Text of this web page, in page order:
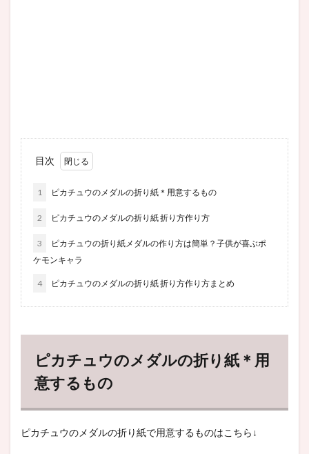
目次
1 ピカチュウのメダルの折り紙＊用意するもの
2 ピカチュウのメダルの折り紙 折り方作り方
3
ピカチュウの折り紙メダルの作り方は簡単？子供が喜ぶポ
ケモンキャラ
4 ピカチュウのメダルの折り紙 折り方作り方まとめ
ピカチュウのメダルの折り紙＊用
意するもの
ピカチュウのメダルの折り紙で用意するものはこちら↓